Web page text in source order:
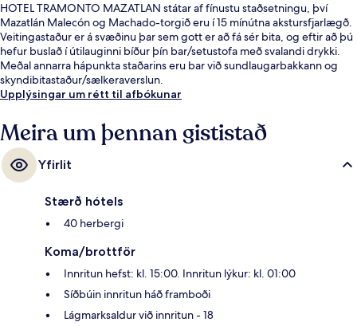
HOTEL TRAMONTO MAZATLAN státar af fínustu staðsetningu, því
Mazatlán Malecón og Machado-torgið eru í 15 mínútna akstursfjarlægð.
Veitingastaður er á svæðinu þar sem gott er að fá sér bita, og eftir að þú
hefur buslað í útilauginni bíður þín bar/setustofa með svalandi drykki.
Meðal annarra hápunkta staðarins eru bar við sundlaugarbakkann og
skyndibitastaður/sælkeraverslun.
Upplýsingar um rétt til afbókunar
Meira um þennan gististað
Yfirlit
Stærð hótels
40 herbergi
Koma/brottför
Innritun hefst: kl. 15:00. Innritun lýkur: kl. 01:00
Síðbúin innritun háð framboði
Lágmarksaldur við innritun - 18